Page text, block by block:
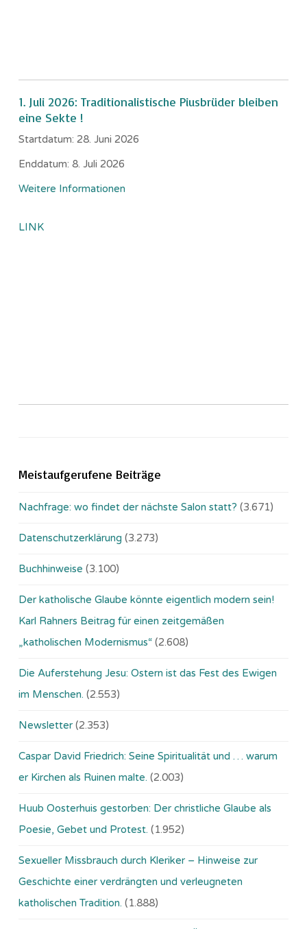
1. Juli 2026: Traditionalistische Piusbrüder bleiben
eine Sekte !
Startdatum: 28. Juni 2026
Enddatum: 8. Juli 2026
Weitere Informationen
LINK
Meistaufgerufene Beiträge
Nachfrage: wo findet der nächste Salon statt? (3.671)
Datenschutzerklärung (3.273)
Buchhinweise (3.100)
Der katholische Glaube könnte eigentlich modern sein!
Karl Rahners Beitrag für einen zeitgemäßen
„katholischen Modernismus“ (2.608)
Die Auferstehung Jesu: Ostern ist das Fest des Ewigen
im Menschen. (2.553)
Newsletter (2.353)
Caspar David Friedrich: Seine Spiritualität und … warum
er Kirchen als Ruinen malte. (2.003)
Huub Oosterhuis gestorben: Der christliche Glaube als
Poesie, Gebet und Protest. (1.952)
Sexueller Missbrauch durch Kleriker – Hinweise zur
Geschichte einer verdrängten und verleugneten
katholischen Tradition. (1.888)